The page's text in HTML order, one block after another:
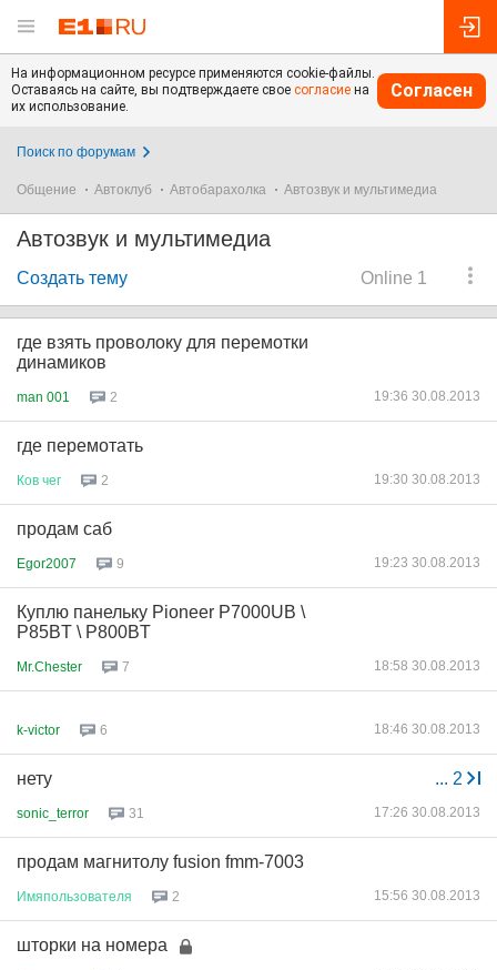
На информационном ресурсе применяются cookie-файлы.
Оставаясь на сайте, вы подтверждаете свое согласие на
их использование.
Согласен
Поиск по форумам
Общение Автоклуб Автобарахолка Автозвук и мультимедиа
Автозвук и мультимедиа
Online 1
Создать тему
где взять проволоку для перемотки
динамиков
man 001 2 19:36 30.08.2013
где перемотать
Ков чег 2 19:30 30.08.2013
продам саб
Egor2007 9 19:23 30.08.2013
Куплю панельку Pioneer P7000UB \
P85BT \ P800BT
Mr.Chester 7 18:58 30.08.2013
k-victor 6 18:46 30.08.2013
... 2
нету
sonic_terror 31 17:26 30.08.2013
продам магнитолу fusion fmm-7003
Имяпользователя 2 15:56 30.08.2013
шторки на номера